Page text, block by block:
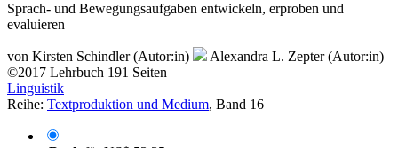
Sprach- und Bewegungsaufgaben entwickeln, erproben und
evaluieren
von Kirsten Schindler (Autor:in)
Alexandra L. Zepter (Autor:in)
©2017 Lehrbuch 191 Seiten
Linguistik
Reihe: Textproduktion und Medium, Band 16